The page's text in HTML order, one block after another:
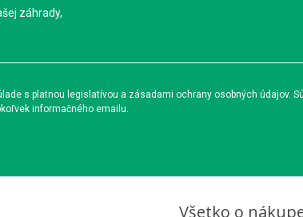
záhrady,
s platnou legislatívou a zásadami ochrany osobných údajov.
informačného emailu.
Všetko o